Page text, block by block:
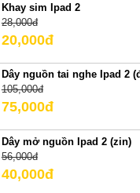
Khay sim Ipad 2
28,000đ
20,000đ
Dây nguồn tai nghe Ipad 2
105,000đ
75,000đ
Dây mở nguồn Ipad 2 (zin)
56,000đ
40,000đ